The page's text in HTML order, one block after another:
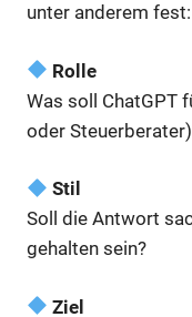
unter anderem fest:
Rolle
Was soll ChatGPT
oder
Stil
Soll die Antwort
gehalten sein?
Ziel